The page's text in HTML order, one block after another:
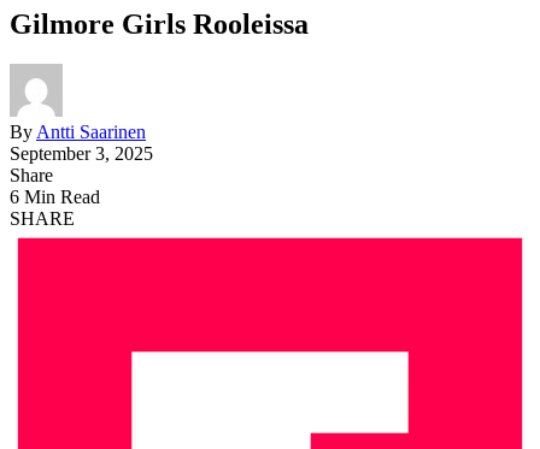
Gilmore Girls Rooleissa
ByAntti Saarinen
September 3, 2025
Share
6 Min Read
SHARE